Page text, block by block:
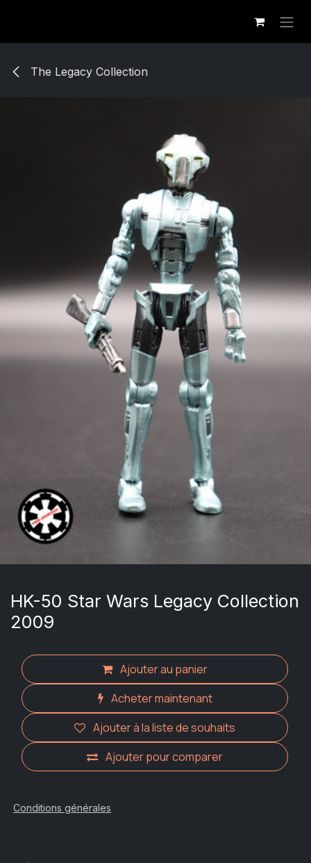
The Legacy Collection
HK-50 Star Wars Legacy Collection
2009
Ajouter au panier
Acheter maintenant
Ajouter pour comparer
Ajouter à la liste de souhaits
Conditions générales